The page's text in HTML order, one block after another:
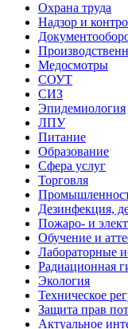
Охрана труда
Надзор и
Медосмотры
СОУТ
СИЗ
Эпидемиология
ЛПУ
Питание
Образование
Сфера услуг
Торговля
Дезинфекция,
Пожаро- и
Обучение и
Лабораторные
Радиационная
Экология
Техническое
Защита прав
Актуальное